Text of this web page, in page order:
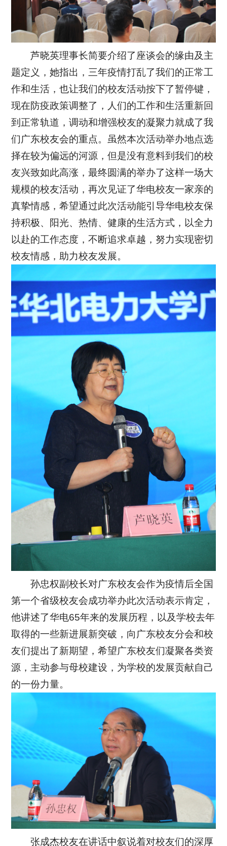
芦晓英理事长简要介绍了座谈会的缘由及主
题定义，她指出，三年疫情打乱了我们的正常工
作和生活，也让我们的校友活动按下了暂停键，
现在防疫政策调整了，人们的工作和生活重新回
到正常轨道，调动和增强校友的凝聚力就成了我
们广东校友会的重点。虽然本次活动举办地点选
择在较为偏远的河源，但是没有意料到我们的校
友兴致如此高涨，最终圆满的举办了这样一场大
规模的校友活动，再次见证了华电校友一家亲的
真挚情感，希望通过此次活动能引导华电校友保
持积极、阳光、热情、健康的生活方式，以全力
以赴的工作态度，不断追求卓越，努力实现密切
校友情感，助力校友发展。
孙忠权副校长对广东校友会作为疫情后全国
第一个省级校友会成功举办此次活动表示肯定，
他讲述了华电65年来的发展历程，以及学校去年
取得的一些新进展新突破，向广东校友分会和校
友们提出了新期望，希望广东校友们凝聚各类资
源，主动参与母校建设，为学校的发展贡献自己
的一份力量。
张成杰校友在讲话中叙说着对校友们的深厚